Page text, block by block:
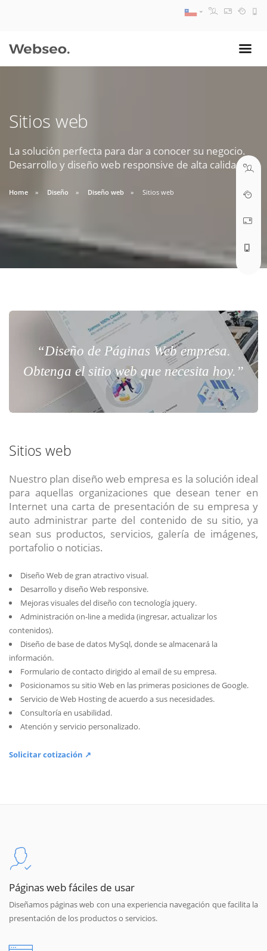
Sitios web
La solución perfecta para dar a conocer su negocio.
Desarrollo y diseño web responsive de alta calidad.
Home Diseño Diseño web Sitios web
“Diseño de Páginas Web empresa.
Obtenga el sitio web que necesita hoy.”
Sitios web
Nuestro plan diseño web empresa es la solución ideal
para aquellas organizaciones que desean tener en
Internet una carta de presentación de su empresa y
auto administrar parte del contenido de su sitio, ya
sean sus productos, servicios, galería de imágenes,
portafolio o noticias.
Diseño Web de gran atractivo visual.
Desarrollo y diseño Web responsive.
Mejoras visuales del diseño con tecnología jquery.
Administración on-line a medida (ingresar, actualizar los
contenidos).
Diseño de base de datos MySql, donde se almacenará la
información.
Formulario de contacto dirigido al email de su empresa.
Posicionamos su sitio Web en las primeras posiciones de Google.
Servicio de Web Hosting de acuerdo a sus necesidades.
Consultoría en usabilidad.
Atención y servicio personalizado.
Solicitar cotización ↗
Páginas web fáciles de usar
Diseñamos páginas web con una experiencia navegación que facilita la
presentación de los productos o servicios.
09:30 AM A 18:30 PM
soporte@webseo.cl